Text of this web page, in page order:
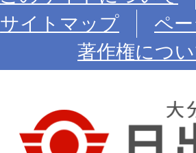
サイトマップ
ペ
著作権につ